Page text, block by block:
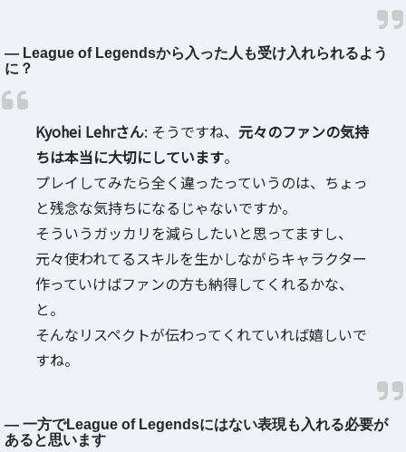
― League of Legendsから入った人も受け入れられるよう
に？
Kyohei Lehrさん: そうですね、 元々のファンの気持
ちは本当に大切にしています。
プレイしてみたら全く違ったっていうのは、ちょっ
と残念な気持ちになるじゃないですか。
そういうガッカリを減らしたいと思ってますし、
元々使われてるスキルを生かしながらキャラクター
作っていけばファンの方も納得してくれるかな、
と。
そんなリスペクトが伝わってくれていれば嬉しいで
すね。
― 一方でLeague of Legendsにはない表現も入れる必要が
あると思います